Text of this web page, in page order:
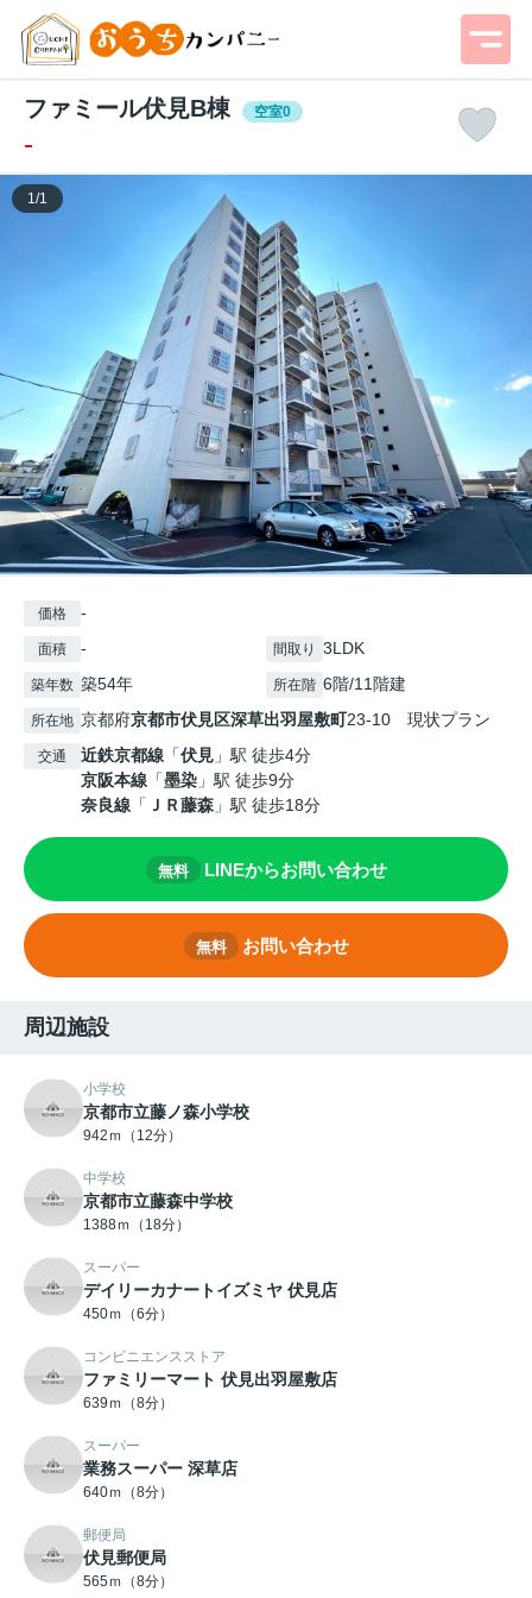
ファミール伏見B棟 空室0
-
1 /1
価格 -
面積 - 間取り 3LDK
築年数 築54年 所在階 6階/11階建
所在地 京都府京都市伏見区深草出羽屋敷町23-10 現状プラン
交通 近鉄京都線 「伏見 」駅 徒歩4分
京阪本線 「墨染 」駅 徒歩9分
奈良線 「 ＪＲ藤森 」駅 徒歩18分
無料 LINEからお問い合わせ
無料 お問い合わせ
周辺施設
小学校
京都市立藤ノ森小学校
942ｍ（12分）
中学校
京都市立藤森中学校
1388ｍ（18分）
スーパー
デイリーカナートイズミヤ 伏見店
450ｍ（6分）
コンビニエンスストア
ファミリーマート 伏見出羽屋敷店
639ｍ（8分）
スーパー
業務スーパー 深草店
640ｍ（8分）
郵便局
伏見郵便局
565ｍ（8分）